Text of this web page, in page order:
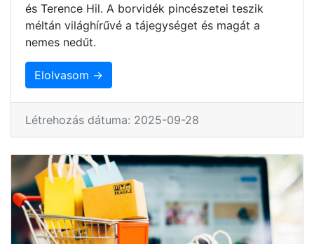
és Terence Hil. A borvidék pincészetei teszik
méltán világhírűvé a tájegységet és magát a
nemes nedűt.
Elolvasom →
Létrehozás dátuma: 2025-09-28